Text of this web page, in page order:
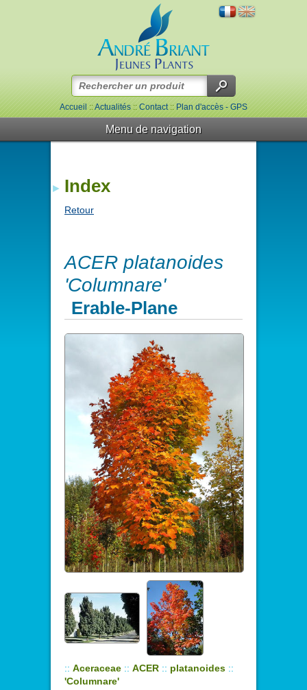
Accueil::Actualités::Contact::Plan d'accès - GPS
Menu de navigation
Index
Retour
ACER platanoides
'Columnare'
Erable-Plane
:: Aceraceae :: ACER :: platanoides ::
'Columnare'